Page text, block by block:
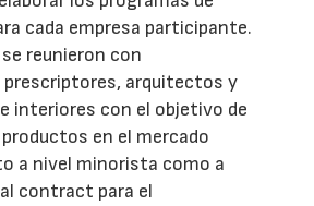
cada empresa participante.
reunieron con
arquitectos y
interiores con el objetivo de
en el mercado
a nivel minorista como a
contract para el